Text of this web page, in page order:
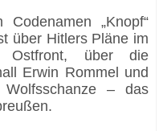
„Knopf“
über Hitlers Pläne im
über die
Erwin Rommel und
– das